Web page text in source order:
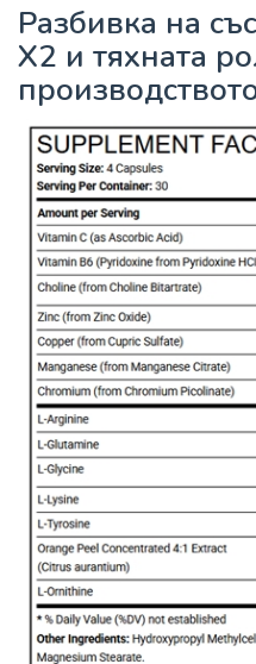
Разбивка на
X2 и тяхната